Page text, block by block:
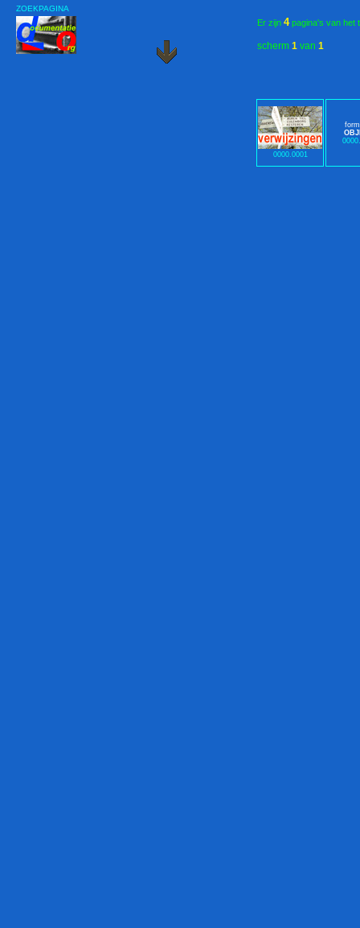
ZOEKPAGINA
Er zijn 4pagina's van het
0000.0001
scherm 1 van 1